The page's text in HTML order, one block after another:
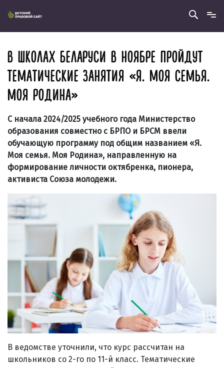
В ШКОЛАХ БЕЛАРУСИ В НОЯБРЕ ПРОЙДУТ
ТЕМАТИЧЕСКИЕ ЗАНЯТИЯ «Я. МОЯ СЕМЬЯ.
МОЯ РОДИНА»
С начала 2024/2025 учебного года Министерство
образования совместно с БРПО и БРСМ ввели
обучающую программу под общим названием «Я.
Моя семья. Моя Родина», направленную на
формирование личности октябренка, пионера,
активиста Союза молодежи.
В ведомстве уточнили, что курс рассчитан на
школьников со 2-го по 11-й класс. Тематические